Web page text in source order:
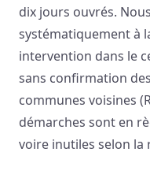
dix jours ouvrés.
systématiquement à
intervention dans le
sans confirmation
communes voisines
démarches sont en
voire inutiles selon la